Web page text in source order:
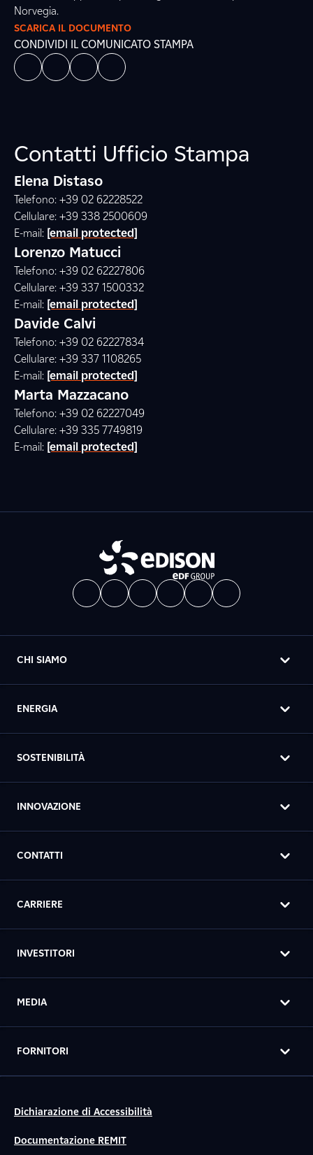
Norvegia.
SCARICA IL DOCUMENTO
CONDIVIDI IL COMUNICATO STAMPA
Contatti Ufficio Stampa
Elena Distaso
Telefono: +39 02 62228522
Cellulare: +39 338 2500609
E-mail: [email protected]
Lorenzo Matucci
Telefono: +39 02 62227806
Cellulare: +39 337 1500332
E-mail: [email protected]
Davide Calvi
Telefono: +39 02 62227834
Cellulare: +39 337 1108265
E-mail: [email protected]
Marta Mazzacano
Telefono: +39 02 62227049
Cellulare: +39 335 7749819
E-mail: [email protected]
CHI SIAMO
ENERGIA
SOSTENIBILITÀ
INNOVAZIONE
CONTATTI
CARRIERE
INVESTITORI
MEDIA
FORNITORI
Dichiarazione di Accessibilità
Documentazione REMIT